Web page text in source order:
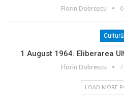
Florin Dobrescu
Cultură
1 August 1964. Eliberarea
Florin Dobrescu
LOAD MORE